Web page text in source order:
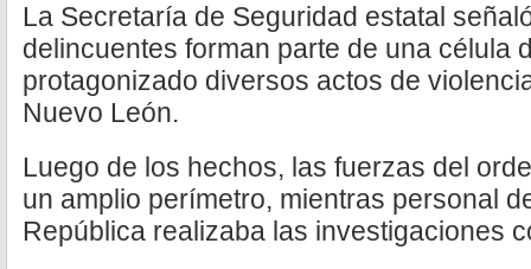
La Secretaría de Seguridad estatal
delincuentes forman parte de una célula
protagonizado diversos actos de
Nuevo León.
Luego de los hechos, las fuerzas del
un amplio perímetro, mientras personal
República realizaba las investigaciones